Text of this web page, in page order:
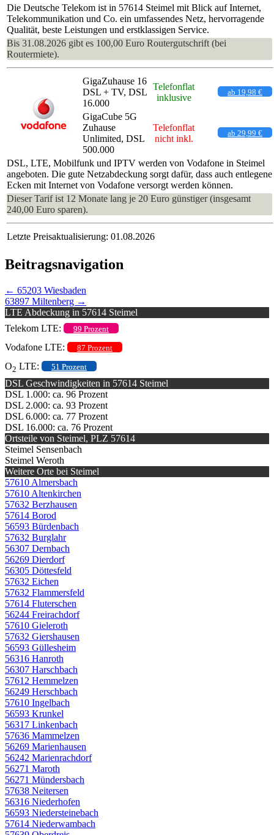
Die Deutsche Telekom ist in 57614 Steimel mit Blick auf Internet,
Telekommunikation und Co. ein umfassendes Netz, hervorragende
Qualität, beste Leistungen und erstklassigen Service.
Bis 31.08.2026 gibt es 100,00 Euro Routergutschrift (bei
Routermiete).
GigaZuhause 16
DSL + TV, DSL
16.000
Telefonflat
inklusive
ab 19,98 €
GigaCube 5G
Zuhause
Unlimited, DSL
500.000
Telefonflat
nicht inkl.
ab 29,99 €
DSL, LTE, Mobilfunk und IPTV werden von Vodafone in Steimel
angeboten. Die gute Netzabdeckung sorgt dafür, dass auch entlegene
Ecken mit Internet von Vodafone versorgt werden können.
Dieser Tarif ist 12 Monate lang je 20 Euro günstiger (insgesamt
240,00 Euro sparen).
Letzte Preisaktualisierung: 01.08.2026
Beitragsnavigation
← 65203 Wiesbaden
63897 Miltenberg →
LTE Abdeckung in 57614 Steimel
Telekom LTE:
99 Prozent
Vodafone LTE: 87 Prozent
O2 LTE: 51 Prozent
DSL Geschwindigkeiten in 57614 Steimel
DSL 1.000: ca. 96 Prozent
DSL 2.000: ca. 93 Prozent
DSL 6.000: ca. 77 Prozent
DSL 16.000: ca. 76 Prozent
Ortsteile von Steimel, PLZ 57614
Steimel Sensenbach
Steimel Weroth
Weitere Orte bei Steimel
57610 Almersbach
57610 Altenkirchen
57632 Berzhausen
57614 Borod
56593 Bürdenbach
57632 Burglahr
56307 Dernbach
56269 Dierdorf
56305 Döttesfeld
57632 Eichen
57632 Flammersfeld
57614 Fluterschen
56244 Freirachdorf
57610 Gieleroth
57632 Giershausen
56593 Güllesheim
56316 Hanroth
56307 Harschbach
57612 Hemmelzen
56249 Herschbach
57610 Ingelbach
56593 Krunkel
56317 Linkenbach
57636 Mammelzen
56269 Marienhausen
56242 Marienrachdorf
56271 Maroth
56271 Mündersbach
57638 Neitersen
56316 Niederhofen
56593 Niedersteinebach
57614 Niederwambach